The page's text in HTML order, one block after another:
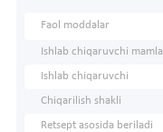
Faol moddalar
Ishlab chiqaruvchi
Ishlab chiqaruvchi
Chiqarilish shakli
Retsept asosida beriladi